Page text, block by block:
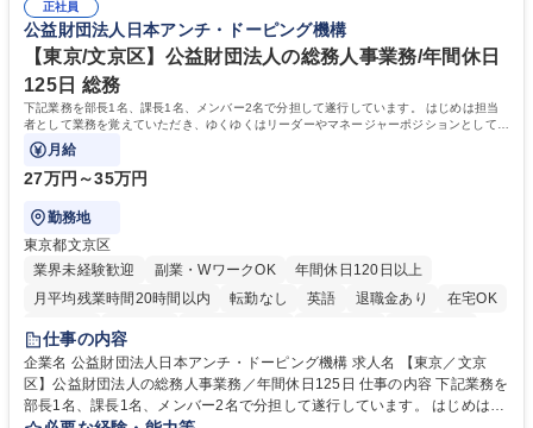
平均100件前後■メール・手紙：同上40件前後 募集職種 中野本社【お客様
相談室】お客様のお声をもとにより良い商品づくりへ貢献
すのでご安心ください。 【当社について】キリングループの広報機能を担
う会社として、お客様との出会いを大切にし、磨き上げたホスピタリティ
を込めてコミュニケーションをとりながら広報関連業務を行っておりま
す。 学歴・資格 学歴：大学院 大学 高専 短大 専修学校 高校 語学力： 資
正社員
公益財団法人日本アンチ・ドーピング機構
【東京/文京区】公益財団法人の総務人事業務/年間休日
125日 総務
下記業務を部長1名、課長1名、メンバー2名で分担して遂行しています。 はじめは担当
者として業務を覚えていただき、ゆくゆくはリーダーやマネージャーポジションとして活
躍いただくことを期待しています。
月給
27万円～35万円
勤務地
東京都文京区
業界未経験歓迎
副業・WワークOK
年間休日120日以上
月平均残業時間20時間以内
転勤なし 英語 退職金あり
在宅OK
賞与あり
育休あり
食事補助あり
仕事の内容
企業名 公益財団法人日本アンチ・ドーピング機構 求人名 【東京／文京
区】公益財団法人の総務人事業務／年間休日125日 仕事の内容 下記業務を
部長1名、課長1名、メンバー2名で分担して遂行しています。 はじめは担